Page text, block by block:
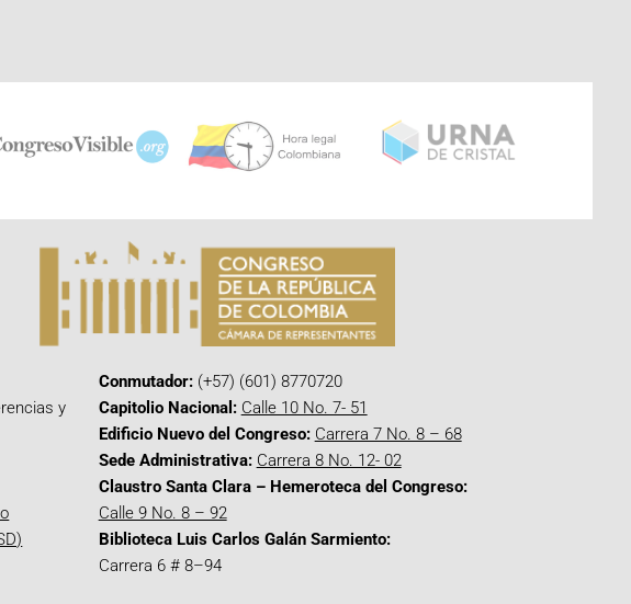
y
Conmutador:(+57) (601) 8770720
Capitolio Nacional: Calle 10 No. 7- 51
Edificio Nuevo del Congreso: Carrera 7 No. 8 – 68
Sede Administrativa: Carrera 8 No. 12- 02
Claustro Santa Clara – Hemeroteca del Congreso:
Calle 9 No. 8 – 92
Biblioteca Luis Carlos Galán Sarmiento:
Carrera 6 # 8–94